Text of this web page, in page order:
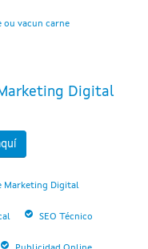
ou vacun carne
Digital
Marketing Digital
SEO Técnico